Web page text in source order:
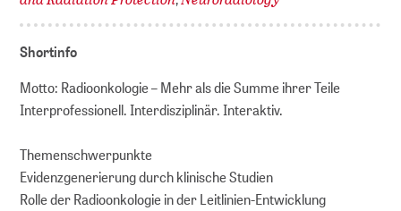
Shortinfo
Motto: Radioonkologie – Mehr als die Summe ihrer Teile
Interprofessionell. Interdisziplinär. Interaktiv.
Themenschwerpunkte
Evidenzgenerierung durch klinische Studien
Rolle der Radioonkologie in der Leitlinien-Entwicklung